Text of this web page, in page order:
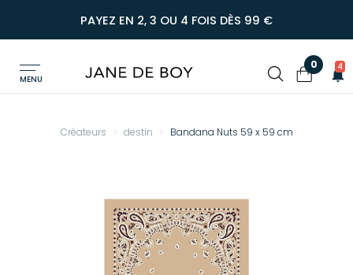
PAYEZ EN 2, 3 OU 4 FOIS DÈS 99 €
MENU
0 4
Créateurs destin Bandana Nuts 59 x 59 cm